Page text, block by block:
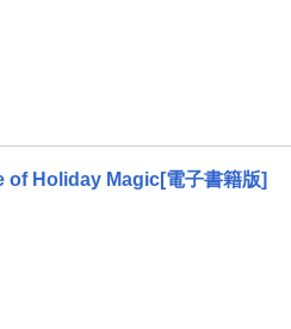
Holiday Magic[電子書籍版]